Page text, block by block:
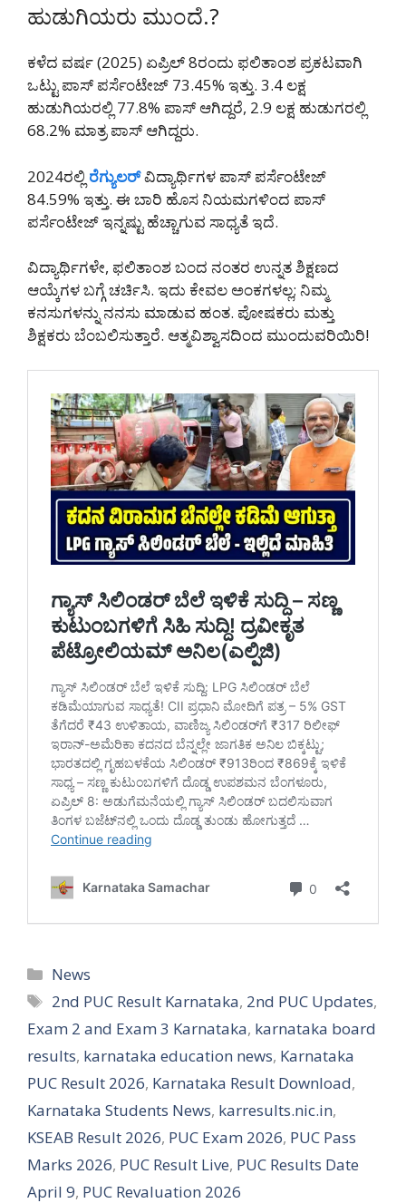
ಹುಡುಗಿಯರು ಮುಂದೆ.?
ಕಳೆದ ವರ್ಷ (2025) ಏಪ್ರಿಲ್ 8ರಂದು ಫಲಿತಾಂಶ ಪ್ರಕಟವಾಗಿ
ಒಟ್ಟು ಪಾಸ್ ಪರ್ಸೆಂಟೇಜ್ 73.45% ಇತ್ತು. 3.4 ಲಕ್ಷ
ಹುಡುಗಿಯರಲ್ಲಿ 77.8% ಪಾಸ್ ಆಗಿದ್ದರೆ, 2.9 ಲಕ್ಷ ಹುಡುಗರಲ್ಲಿ
68.2% ಮಾತ್ರ ಪಾಸ್ ಆಗಿದ್ದರು.
2024ರಲ್ಲಿ ರೆಗ್ಯುಲರ್ವಿದ್ಯಾರ್ಥಿಗಳ ಪಾಸ್ ಪರ್ಸೆಂಟೇಜ್
84.59% ಇತ್ತು. ಈ ಬಾರಿ ಹೊಸ ನಿಯಮಗಳಿಂದ ಪಾಸ್
ಪರ್ಸೆಂಟೇಜ್ ಇನ್ನಷ್ಟು ಹೆಚ್ಚಾಗುವ ಸಾಧ್ಯತೆ ಇದೆ.
ವಿದ್ಯಾರ್ಥಿಗಳೇ, ಫಲಿತಾಂಶ ಬಂದ ನಂತರ ಉನ್ನತ ಶಿಕ್ಷಣದ
ಆಯ್ಕೆಗಳ ಬಗ್ಗೆ ಚರ್ಚಿಸಿ. ಇದು ಕೇವಲ ಅಂಕಗಳಲ್ಲ; ನಿಮ್ಮ
ಕನಸುಗಳನ್ನು ನನಸು ಮಾಡುವ ಹಂತ. ಪೋಷಕರು ಮತ್ತು
ಶಿಕ್ಷಕರು ಬೆಂಬಲಿಸುತ್ತಾರೆ. ಆತ್ಮವಿಶ್ವಾಸದಿಂದ ಮುಂದುವರಿಯಿರಿ!
Categories
News
Tags
2nd PUC Result Karnataka, 2nd PUC Updates,
Exam 2 and Exam 3 Karnataka, karnataka board
results, karnataka education news, Karnataka
PUC Result 2026, Karnataka Result Download,
Karnataka Students News, karresults.nic.in,
KSEAB Result 2026, PUC Exam 2026, PUC Pass
Marks 2026, PUC Result Live, PUC Results Date
April 9, PUC Revaluation 2026